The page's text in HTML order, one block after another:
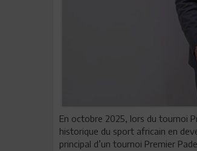
En octobre 2025, lors du tournoi
historique du sport africain en
principal d’un tournoi Premier